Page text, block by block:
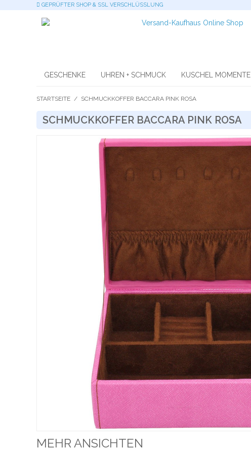
GEPRÜFTER SHOP & SSL VERSCHLÜSSLUNG
GESCHENKE UHREN + SCHMUCK KUSCHEL MOMENTE
STARTSEITE / SCHMUCKKOFFER BACCARA PINK ROSA
SCHMUCKKOFFER BACCARA PINK ROSA
MEHR ANSICHTEN